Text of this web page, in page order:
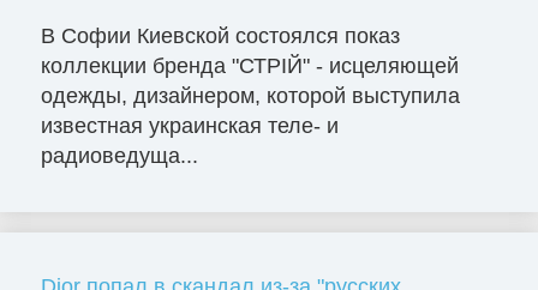
В Софии Киевской состоялся показ
коллекции бренда "СТРІЙ" - исцеляющей
одежды, дизайнером, которой выступила
известная украинская теле- и
радиоведуща...